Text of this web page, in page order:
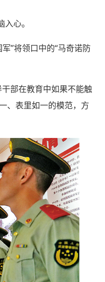
心。
”将领口中的“马奇诺防
部在教育中如果不能触
、表里如一的模范，方